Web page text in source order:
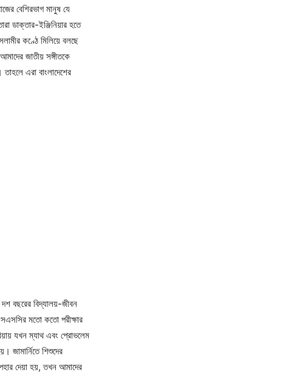
বেশিরভাগ মানুষ যে
ডাক্তার-ইঞ্জিনিয়ার হতে
কণ্ঠে মিলিয়ে বলছে
জাতীয় সঙ্গীতকে
এরা বাংলাদেশের
বছরের বিদ্যালয়-জীবন
মতো কতো পরীক্ষার
যখন ম্যাথ এবং প্রোভলেম
জামার্নিতে শিশুদের
দেয়া হয়, তখন আমাদের